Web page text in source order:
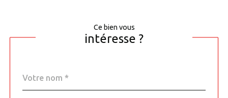
Ce bien vous
intéresse ?
par
*